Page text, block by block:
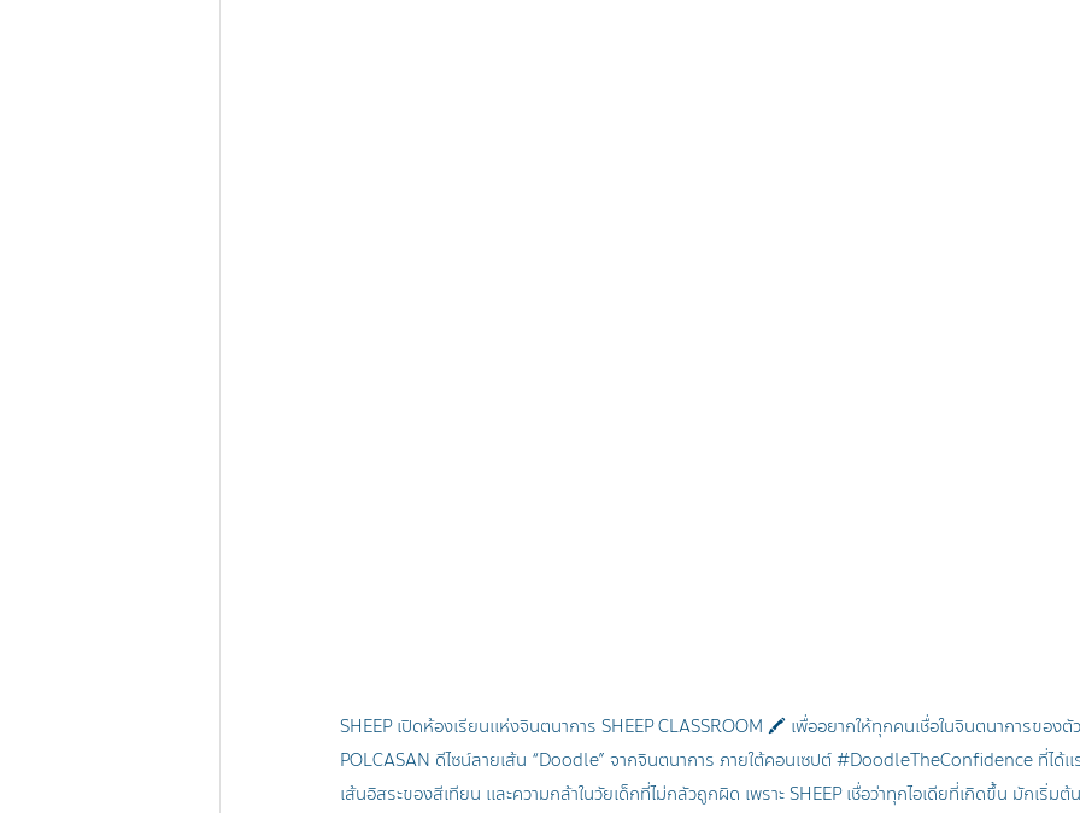
SHEEP เปิดห้องเรียนแห่งจินตนาการ SHEEP CLASSROOM 🖍️ เพื่ออยากให้ทุกคนเชื่อในจินตนาการของตั
POLCASAN ดีไซน์ลายเส้น “Doodle” จากจินตนาการ ภายใต้คอนเซปต์ #DoodleTheConfidence ที่ได้
เส้นอิสระของสีเทียน และความกล้าในวัยเด็กที่ไม่กลัวถูกผิด เพราะ SHEEP เชื่อว่าทุกไอเดียที่เกิดขึ้น มักเริ่ม